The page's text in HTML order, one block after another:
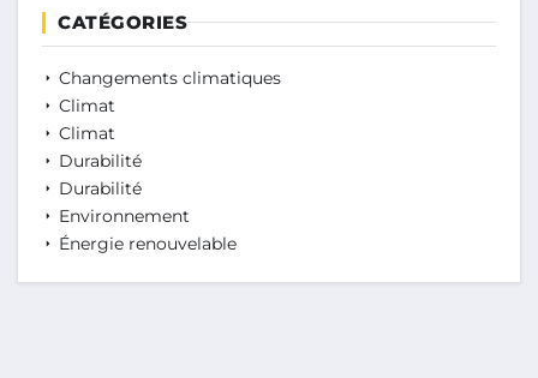
CATÉGORIES
Changements climatiques
Climat
Climat
Durabilité
Durabilité
Environnement
Énergie renouvelable